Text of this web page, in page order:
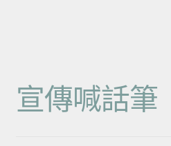
宣傳喊話筆